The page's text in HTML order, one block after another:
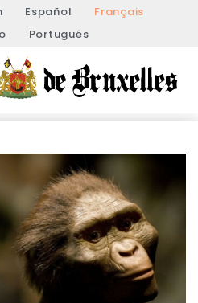
Español
Français
Português